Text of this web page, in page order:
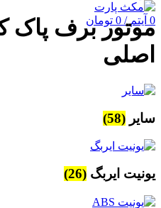
0 آیتم /
0 تومان
اصلی
سایر (58)
یونیت ایربگ (26)